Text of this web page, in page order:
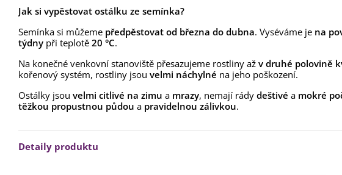
Mrkev pozdní Cidera -
Daucus carota - osivo...
34 Kč
lilií - 1 ks
60 Kč 85 Kč -30%
Begonie plnokvětá žlutá -
Begonia superba -...
Eukalyptus Baby Blue -
Jak si vypěstovat ostálku ze semínka?
Semínka si můžeme předpěstovat od března do dubna. Vyséváme je na
týdny při teplotě 20 °C.
Na konečné venkovní stanoviště přesazujeme rostliny až v druhé polovině
kořenový systém, rostliny jsou velmi náchylné na jeho poškození.
Ostálky jsou velmi citlivé na zimu a mrazy, nemají rády deštivé a mokré
těžkou propustnou půdou a pravidelnou zálivkou.
Detaily produktu